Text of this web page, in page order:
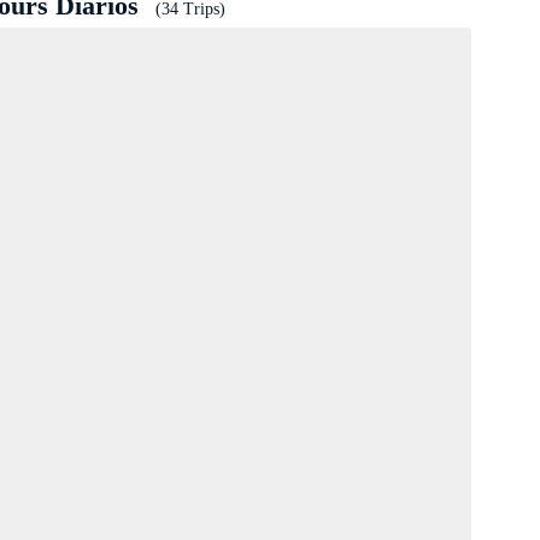
(34 Trips)